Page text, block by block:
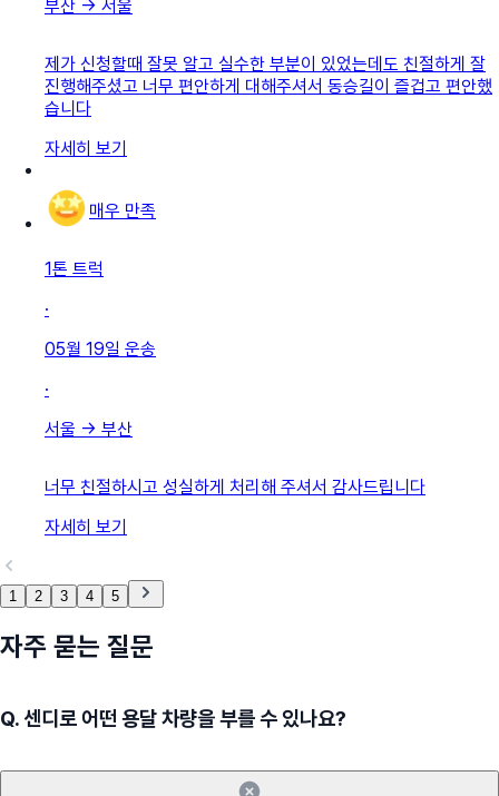
부산 → 서울
제가 신청할때 잘못 알고 실수한 부분이 있었는데도 친절하게 잘
진행해주셨고 너무 편안하게 대해주셔서 동승길이 즐겁고 편안했
습니다
자세히 보기
매우 만족
1톤 트럭
·
05월 19일 운송
·
서울 → 부산
너무 친절하시고 성실하게 처리해 주셔서 감사드립니다
자세히 보기
1 2 3 4 5
자주 묻는 질문
Q.센디로 어떤 용달 차량을 부를 수 있나요?